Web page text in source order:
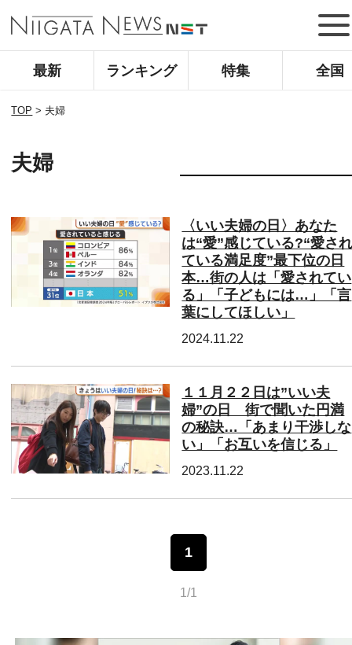
最新 ランキング 特集 全国
TOP > 夫婦
夫婦
〈いい夫婦の日〉あなた
は“愛”感じている?“愛さ
ている満足度”最下位の日
本…街の人は「愛されてい
る」「子どもには…」「言
葉にしてほしい」
2024.11.22
１１月２２日は”いい夫
婦”の日 街で聞いた円満
の秘訣…「あまり干渉しな
い」「お互いを信じる」
2023.11.22
1
1/1